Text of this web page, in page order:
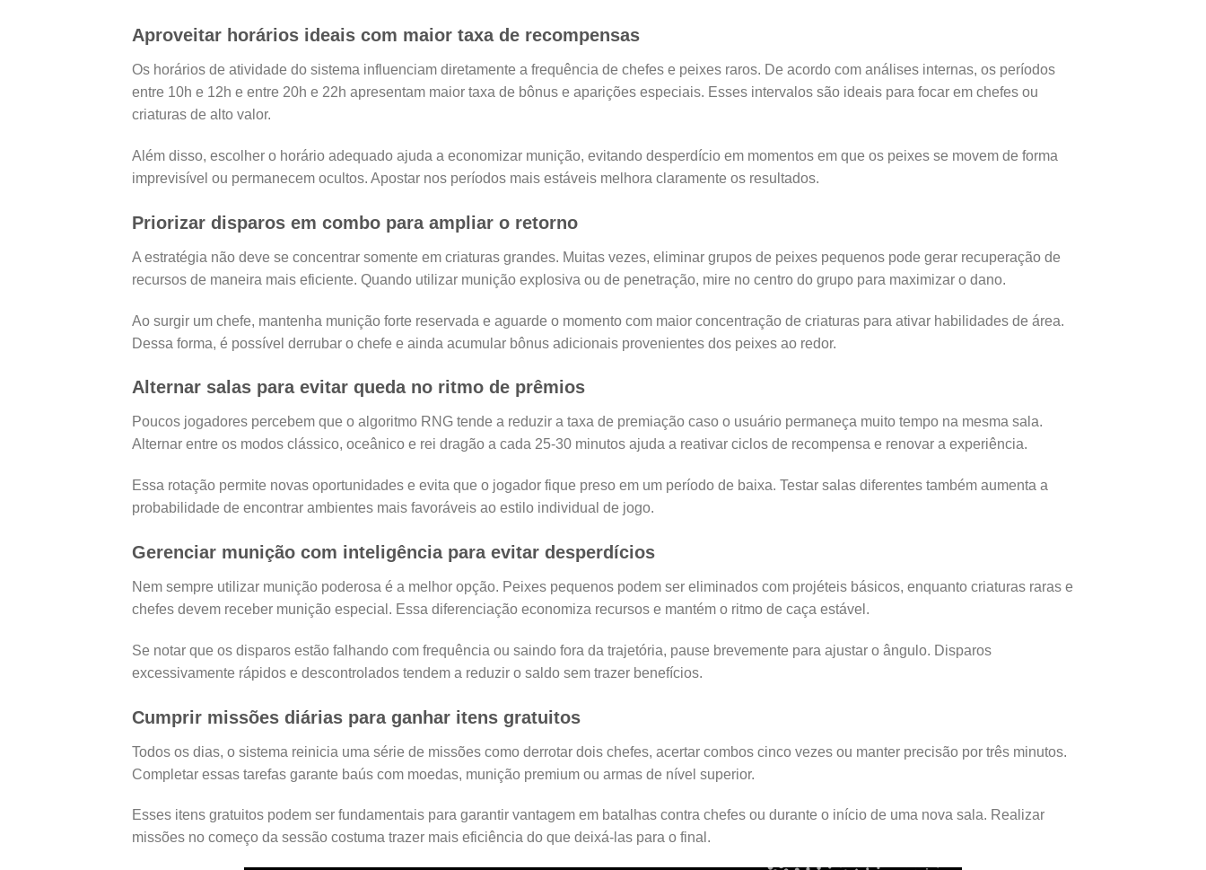
Aproveitar horários ideais com maior taxa de recompensas
Os horários de atividade do sistema influenciam diretamente a frequência de chefes e peixes raros. De acordo com análises internas, os períodos
entre 10h e 12h e entre 20h e 22h apresentam maior taxa de bônus e aparições especiais. Esses intervalos são ideais para focar em chefes ou
criaturas de alto valor.
Além disso, escolher o horário adequado ajuda a economizar munição, evitando desperdício em momentos em que os peixes se movem de forma
imprevisível ou permanecem ocultos. Apostar nos períodos mais estáveis melhora claramente os resultados.
Priorizar disparos em combo para ampliar o retorno
A estratégia não deve se concentrar somente em criaturas grandes. Muitas vezes, eliminar grupos de peixes pequenos pode gerar recuperação de
recursos de maneira mais eficiente. Quando utilizar munição explosiva ou de penetração, mire no centro do grupo para maximizar o dano.
Ao surgir um chefe, mantenha munição forte reservada e aguarde o momento com maior concentração de criaturas para ativar habilidades de área.
Dessa forma, é possível derrubar o chefe e ainda acumular bônus adicionais provenientes dos peixes ao redor.
Alternar salas para evitar queda no ritmo de prêmios
Poucos jogadores percebem que o algoritmo RNG tende a reduzir a taxa de premiação caso o usuário permaneça muito tempo na mesma sala.
Alternar entre os modos clássico, oceânico e rei dragão a cada 25-30 minutos ajuda a reativar ciclos de recompensa e renovar a experiência.
Essa rotação permite novas oportunidades e evita que o jogador fique preso em um período de baixa. Testar salas diferentes também aumenta a
probabilidade de encontrar ambientes mais favoráveis ao estilo individual de jogo.
Gerenciar munição com inteligência para evitar desperdícios
Nem sempre utilizar munição poderosa é a melhor opção. Peixes pequenos podem ser eliminados com projéteis básicos, enquanto criaturas raras e
chefes devem receber munição especial. Essa diferenciação economiza recursos e mantém o ritmo de caça estável.
Se notar que os disparos estão falhando com frequência ou saindo fora da trajetória, pause brevemente para ajustar o ângulo. Disparos
excessivamente rápidos e descontrolados tendem a reduzir o saldo sem trazer benefícios.
Cumprir missões diárias para ganhar itens gratuitos
Todos os dias, o sistema reinicia uma série de missões como derrotar dois chefes, acertar combos cinco vezes ou manter precisão por três minutos.
Completar essas tarefas garante baús com moedas, munição premium ou armas de nível superior.
Esses itens gratuitos podem ser fundamentais para garantir vantagem em batalhas contra chefes ou durante o início de uma nova sala. Realizar
missões no começo da sessão costuma trazer mais eficiência do que deixá-las para o final.